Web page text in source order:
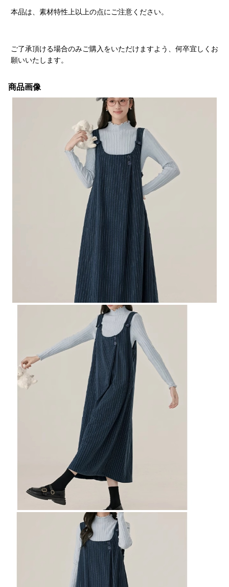
本品は、素材特性上以上の点にご注意ください。
ご了承頂ける場合のみご購入をいただけますよう、何卒宜しくお
願いいたします。
商品画像